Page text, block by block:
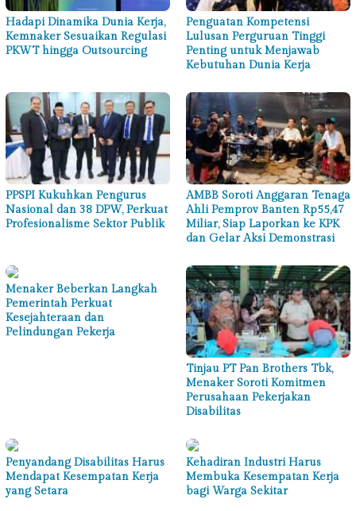
Hadapi Dinamika Dunia Kerja,
Kemnaker Sesuaikan Regulasi
PKWT hingga Outsourcing
Penguatan Kompetensi
Lulusan Perguruan Tinggi
Penting untuk Menjawab
Kebutuhan Dunia Kerja
PPSPI Kukuhkan Pengurus
Nasional dan 38 DPW, Perkuat
Profesionalisme Sektor Publik
AMBB Soroti Anggaran Tenaga
Ahli Pemprov Banten Rp55,47
Miliar, Siap Laporkan ke KPK
dan Gelar Aksi Demonstrasi
Menaker Beberkan Langkah
Pemerintah Perkuat
Kesejahteraan dan
Pelindungan Pekerja
Tinjau PT Pan Brothers Tbk,
Menaker Soroti Komitmen
Perusahaan Pekerjakan
Disabilitas
Penyandang Disabilitas Harus
Mendapat Kesempatan Kerja
yang Setara
Kehadiran Industri Harus
Membuka Kesempatan Kerja
bagi Warga Sekitar